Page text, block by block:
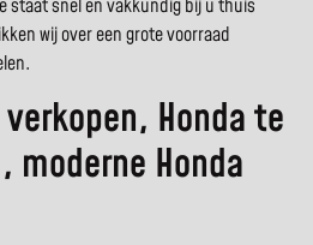
staat snel en vakkundig bij u thuis
wij over een grote voorraad
Honda te
moderne Honda